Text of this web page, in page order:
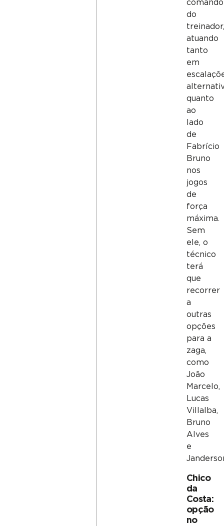
comando
do
atuando
tanto
em
quanto
ao
lado
de
Fabrício
Bruno
nos
jogos
de
força
máxima.
Sem
ele, o
técnico
terá
que
recorrer
a
outras
opções
para a
zaga,
como
João
Marcelo,
Lucas
Villalba,
Bruno
Alves
e
Chico
da
Costa:
opção
no